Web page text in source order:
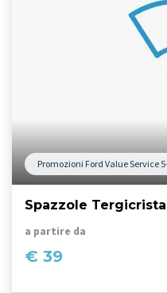
Promozioni Ford Value Service
Spazzole
a partire da
€ 39